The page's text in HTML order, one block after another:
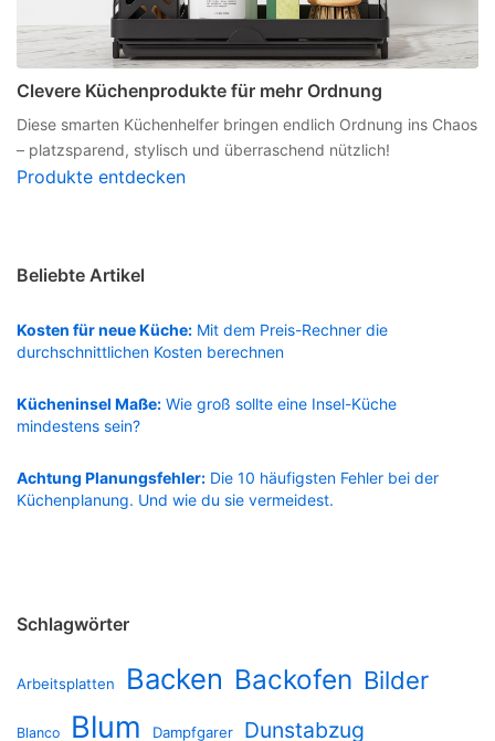
Clevere Küchenprodukte für mehr Ordnung
Diese smarten Küchenhelfer bringen endlich Ordnung ins Chaos
– platzsparend, stylisch und überraschend nützlich!
Produkte entdecken
Beliebte Artikel
Kosten für neue Küche: Mit dem Preis-Rechner die
durchschnittlichen Kosten berechnen
Kücheninsel Maße: Wie groß sollte eine Insel-Küche
mindestens sein?
Achtung Planungsfehler: Die 10 häufigsten Fehler bei der
Küchenplanung. Und wie du sie vermeidest.
Schlagwörter
Arbeitsplatten Backen Backofen Bilder
Blanco Blum Dampfgarer
Dunstabzug